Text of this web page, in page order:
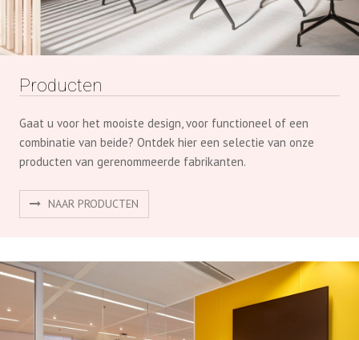
Producten
Gaat u voor het mooiste design, voor functioneel of een
combinatie van beide? Ontdek hier een selectie van onze
producten van gerenommeerde fabrikanten.
NAAR PRODUCTEN